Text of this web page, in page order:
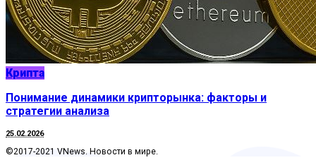
Крипта
Понимание динамики крипторынка: факторы и
стратегии анализа
25.02.2026
©2017-2021 VNews. Новости в мире.